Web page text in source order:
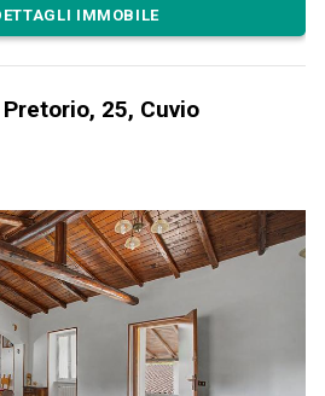
IMMOBILE
25, Cuvio